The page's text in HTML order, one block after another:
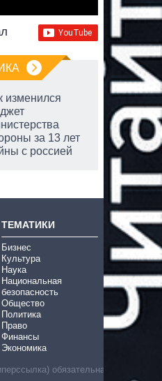
изменился
за 13 лет
с россией
ТЕМАТИКИ
Бизнес
Культура
Наука
Национальная
безопасность
Общество
Политика
Право
Финансы
Экономика
обязательна